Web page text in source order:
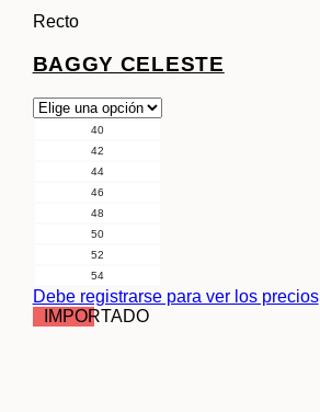
Recto
BAGGY CELESTE
40
42
44
46
48
50
52
54
Debe registrarse para ver los precios
IMPORTADO